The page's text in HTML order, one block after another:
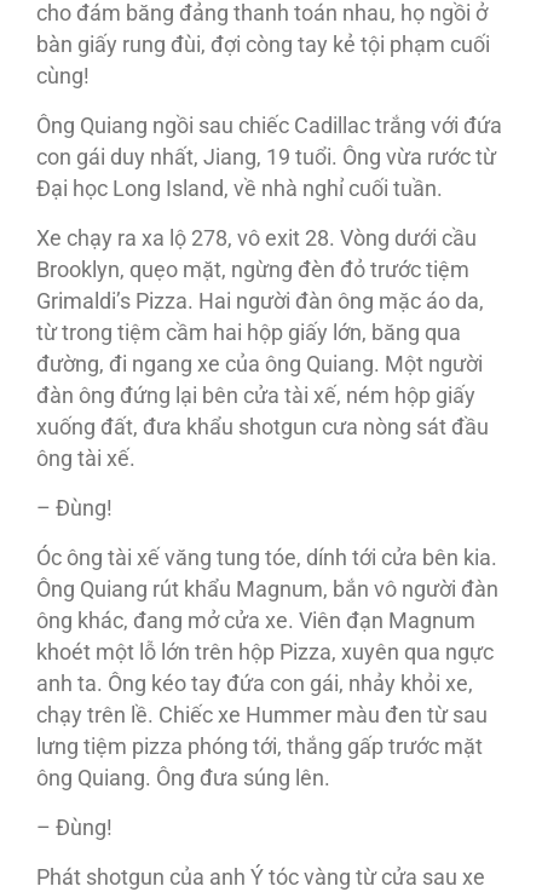
cho đám băng đảng thanh toán nhau, họ ngồi ở
bàn giấy rung đùi, đợi còng tay kẻ tội phạm cuối
cùng!
Ông Quiang ngồi sau chiếc Cadillac trắng với đứa
con gái duy nhất, Jiang, 19 tuổi. Ông vừa rước từ
Đại học Long Island, về nhà nghỉ cuối tuần.
Xe chạy ra xa lộ 278, vô exit 28. Vòng dưới cầu
Brooklyn, quẹo mặt, ngừng đèn đỏ trước tiệm
Grimaldi’s Pizza. Hai người đàn ông mặc áo da,
từ trong tiệm cầm hai hộp giấy lớn, băng qua
đường, đi ngang xe của ông Quiang. Một người
đàn ông đứng lại bên cửa tài xế, ném hộp giấy
xuống đất, đưa khẩu shotgun cưa nòng sát đầu
ông tài xế.
– Đùng!
Óc ông tài xế văng tung tóe, dính tới cửa bên kia.
Ông Quiang rút khẩu Magnum, bắn vô người đàn
ông khác, đang mở cửa xe. Viên đạn Magnum
khoét một lỗ lớn trên hộp Pizza, xuyên qua ngực
anh ta. Ông kéo tay đứa con gái, nhảy khỏi xe,
chạy trên lề. Chiếc xe Hummer màu đen từ sau
lưng tiệm pizza phóng tới, thắng gấp trước mặt
ông Quiang. Ông đưa súng lên.
– Đùng!
Phát shotgun của anh Ý tóc vàng từ cửa sau xe